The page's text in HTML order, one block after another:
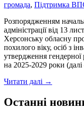
громада, Підтримка
Розпорядженням
адміністрації від 13
Херсонську обласну
похилого віку, осіб з
утвердження гендерної
на 2025-2029 роки
Читати далі Надання
допомоги
вразливим
→
Останні